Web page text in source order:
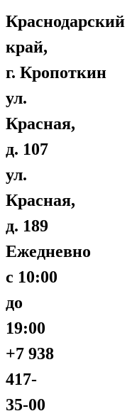
Краснодарский
край,
г. Кропоткин
ул.
Красная,
д. 107
ул.
Красная,
д. 189
Ежедневно
с 10:00
до
19:00
+7 938
417-
35-00